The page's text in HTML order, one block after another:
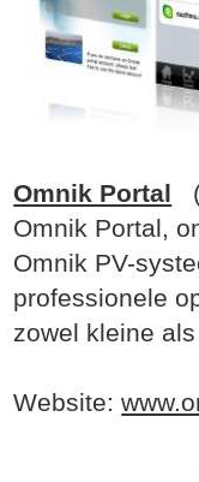
Omnik Portal
Omnik Portal,
Omnik PV-
professionele
zowel kleine
Website: